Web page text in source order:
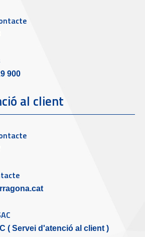
900
al client
( Servei d'atenció al client )